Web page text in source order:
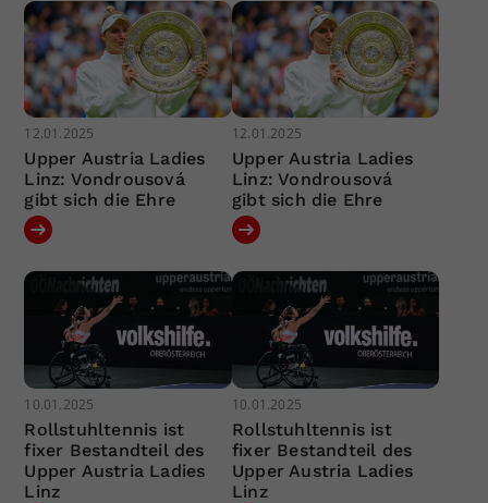
12.01.2025
Upper Austria Ladies
Linz: Vondrousová
gibt sich die Ehre
12.01.2025
Upper Austria Ladies
Linz: Vondrousová
gibt sich die Ehre
10.01.2025
Rollstuhltennis ist
fixer Bestandteil des
Upper Austria Ladies
Linz
10.01.2025
Rollstuhltennis ist
fixer Bestandteil des
Upper Austria Ladies
Linz